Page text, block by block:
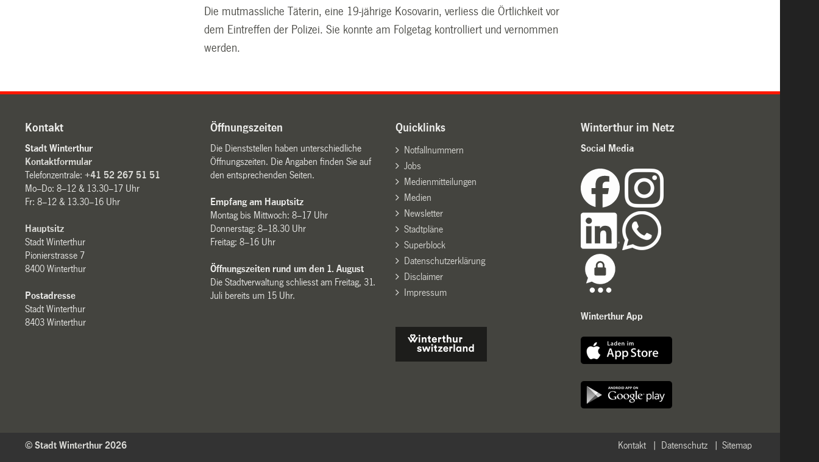
Die mutmassliche Täterin, eine 19-jährige Kosovarin, verliess die Örtlichkeit vor
dem Eintreffen der Polizei. Sie konnte am Folgetag kontrolliert und vernommen
werden.
Kontakt
Stadt Winterthur
Kontaktformular
Telefonzentrale:+41 52 267 51 51
Mo–Do: 8–12 & 13.30–17 Uhr
Fr: 8–12 & 13.30–16 Uhr
Hauptsitz
Stadt Winterthur
Pionierstrasse 7
8400 Winterthur
Postadresse
Stadt Winterthur
8403 Winterthur
Öffnungszeiten
Die Dienststellen haben unterschiedliche
Öffnungszeiten. Die Angaben finden Sie auf
den entsprechenden Seiten.
Empfang am Hauptsitz
Montag bis Mittwoch: 8–17 Uhr
Donnerstag: 8–18.30 Uhr
Freitag: 8–16 Uhr
Öffnungszeiten rund um den 1. August
Die Stadtverwaltung schliesst am Freitag, 31.
Juli bereits um 15 Uhr.
Quicklinks
Notfallnummern
Jobs
Medienmitteilungen
Medien
Newsletter
Stadtpläne
Superblock
Datenschutzerklärung
Disclaimer
Impressum
Winterthur im Netz
Social Media
Winterthur App
Sitemap
Datenschutz
Kontakt
© Stadt Winterthur 2026